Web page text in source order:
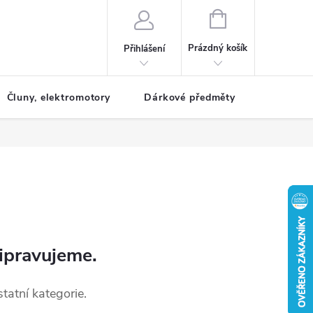
Přihlášení
NÁKUPNÍ
Prázdný košík
Čluny, elektromotory Dárkové předměty
kategorie.